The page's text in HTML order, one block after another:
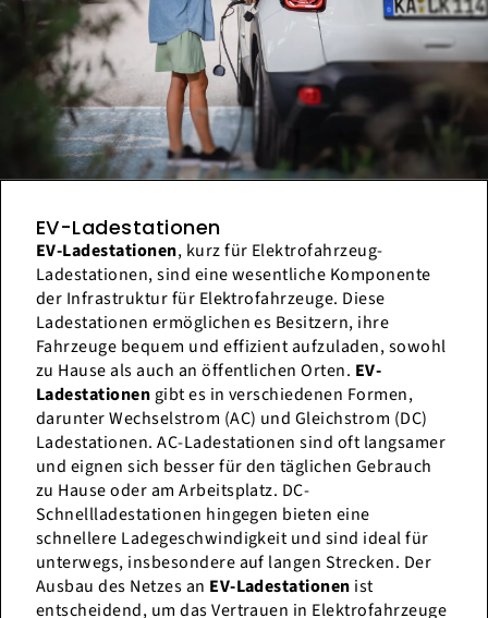
EV-Ladestationen
EV-Ladestationen, kurz für Elektrofahrzeug-
Ladestationen, sind eine wesentliche Komponente
der Infrastruktur für Elektrofahrzeuge. Diese
Ladestationen ermöglichen es Besitzern, ihre
Fahrzeuge bequem und effizient aufzuladen, sowohl
zu Hause als auch an öffentlichen Orten. EV-
Ladestationen gibt es in verschiedenen Formen,
darunter Wechselstrom (AC) und Gleichstrom (DC)
Ladestationen. AC-Ladestationen sind oft langsamer
und eignen sich besser für den täglichen Gebrauch
zu Hause oder am Arbeitsplatz. DC-
Schnellladestationen hingegen bieten eine
schnellere Ladegeschwindigkeit und sind ideal für
unterwegs, insbesondere auf langen Strecken. Der
Ausbau des Netzes an EV-Ladestationen ist
entscheidend, um das Vertrauen in Elektrofahrzeuge